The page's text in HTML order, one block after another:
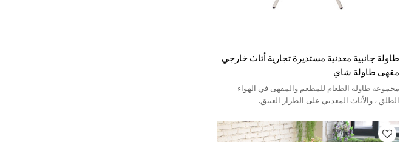
طاولة جانبية معدنية مستديرة تجارية أثاث خارجي
مقهى طاولة شاي
مجموعة طاولة الطعام للمطعم والمقهى في الهواء
الطلق ، والأثاث المعدني على الطراز العتيق.